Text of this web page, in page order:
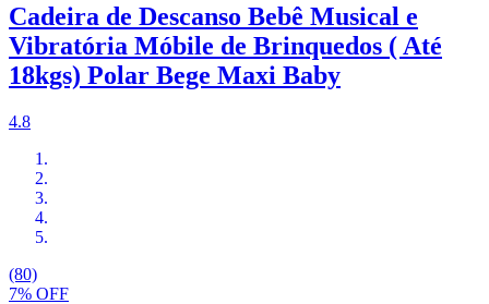
Cadeira de Descanso Bebê Musical e
Vibratória Móbile de Brinquedos ( Até
18kgs) Polar Bege Maxi Baby
4.8
(80)
7% OFF